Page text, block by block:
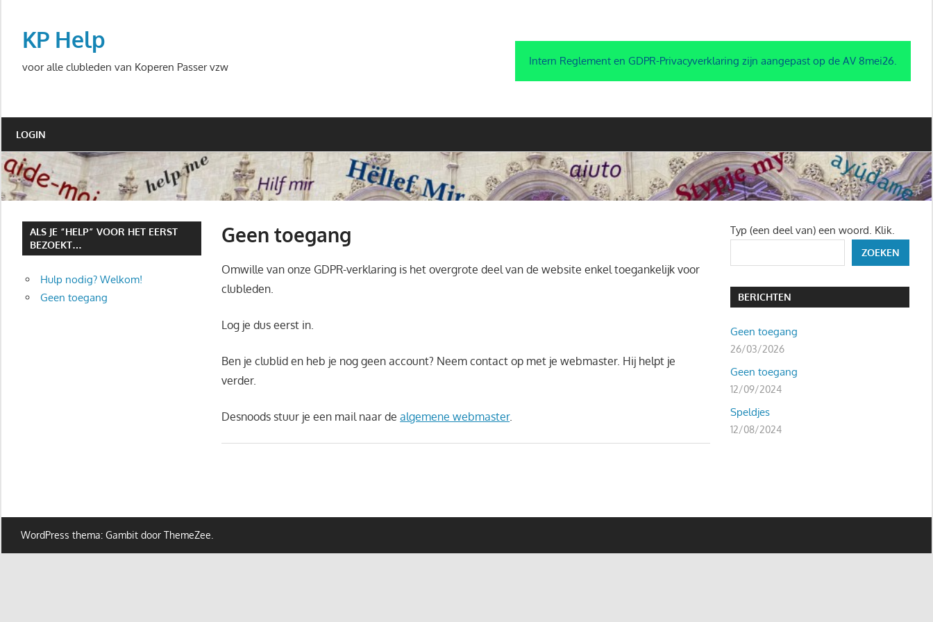
inhoud
KP Help
voor alle clubleden van Koperen Passer vzw Intern Reglement en GDPR-Privacyverklaring zijn aangepast op de AV 8mei26.
LOGIN
Geen toegang
Omwille van onze GDPR-verklaring is het overgrote deel van de website enkel toegankelijk voor
clubleden.
Log je dus eerst in.
Ben je clublid en heb je nog geen account? Neem contact op met je webmaster. Hij helpt je
verder.
Desnoods stuur je een mail naar dealgemene webmaster.
ALS JE “HELP” VOOR HET EERST
BEZOEKT…
Hulp nodig? Welkom!
Geen toegang
Typ (een deel van) een woord. Klik.
ZOEKEN
BERICHTEN
Geen toegang
26/03/2026
Geen toegang
12/09/2024
Speldjes
12/08/2024
WordPress thema: Gambit door ThemeZee.